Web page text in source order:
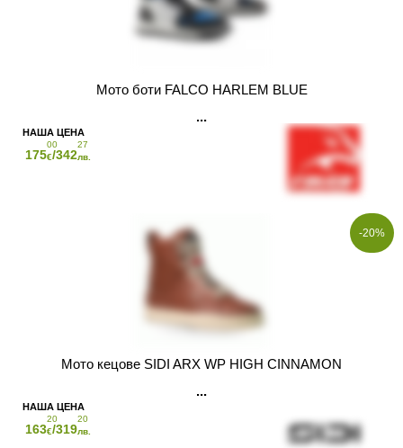
Мото боти FALCO HARLEM BLUE
175
00
€/342
27
лв.
-20%
Мото кецове SIDI ARX WP HIGH CINNAMON
163
20
€/319
20
лв.